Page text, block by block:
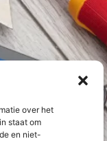
over het
staat om
en niet-